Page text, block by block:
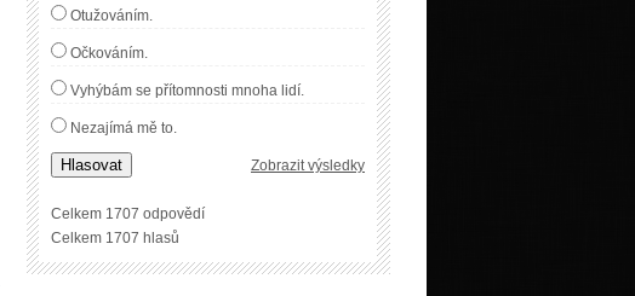
Otužováním.
Očkováním.
Vyhýbám se přítomnosti mnoha lidí.
Nezajímá mě to.
Hlasovat Zobrazit výsledky
Celkem 1707 odpovědí
Celkem 1707 hlasů